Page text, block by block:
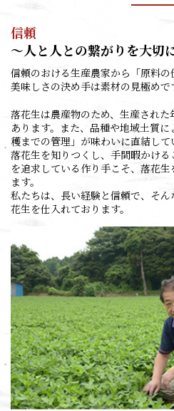
信頼
～人と人との繋がりを大切
信頼のおける生産農家から「原料の
美味しさの決め手は素材の見極めで
落花生は農産物のため、生産され
あります。また、品種や地域土質
穫までの管理」が味わいに直結して
落花生を知りつくし、手間暇かけ
を追求している作り手こそ、落花
ます。
私たちは、長い経験と信頼で、そ
花生を仕入れております。